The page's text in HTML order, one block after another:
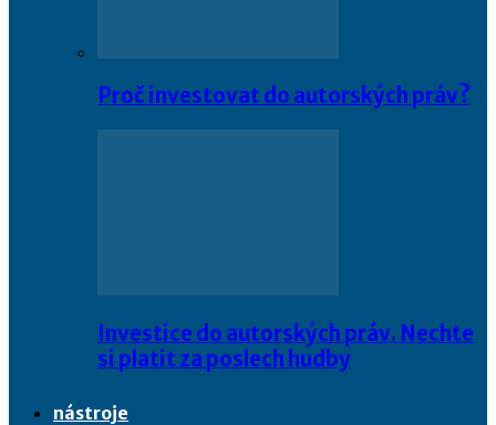
Proč investovat do autorských práv?
Investice do autorských práv. Nechte
si platit za poslech hudby
nástroje